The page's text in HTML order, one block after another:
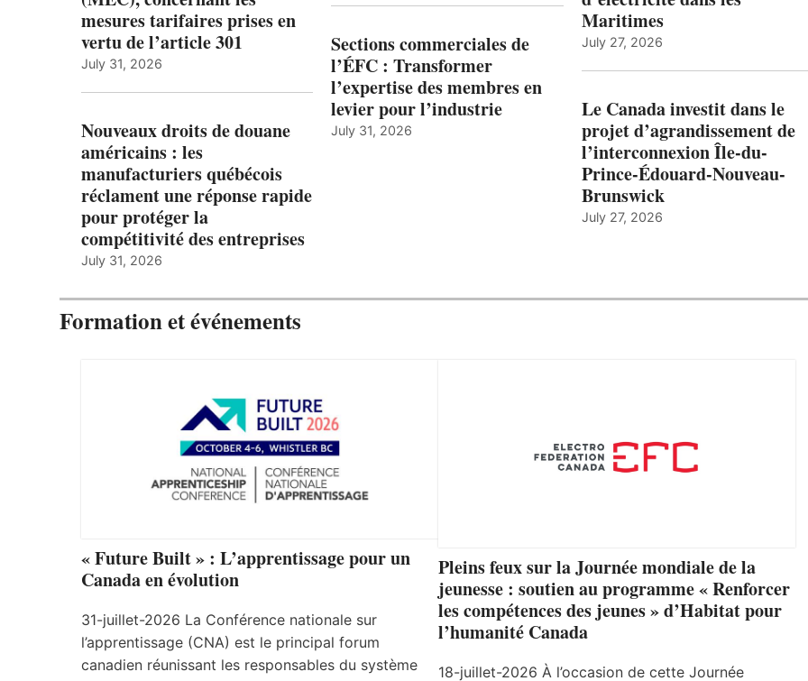
mesures tarifaires prises en
vertu de l’article 301
July 31, 2026
Nouveaux droits de douane
américains : les
manufacturiers québécois
réclament une réponse rapide
pour protéger la
compétitivité des entreprises
July 31, 2026
Sections commerciales de
l’ÉFC : Transformer
l’expertise des membres en
levier pour l’industrie
July 31, 2026
Maritimes
July 27, 2026
Le Canada investit dans le
projet d’agrandissement de
l’interconnexion Île-du-
Prince-Édouard-Nouveau-
Brunswick
July 27, 2026
Formation et événements
« Future Built » : L’apprentissage pour un
Canada en évolution
31-juillet-2026 La Conférence nationale sur
l’apprentissage (CNA) est le principal forum
canadien réunissant les responsables du système
Pleins feux sur la Journée mondiale de la
jeunesse : soutien au programme « Renforcer
les compétences des jeunes » d’Habitat pour
l’humanité Canada
18-juillet-2026 À l’occasion de cette Journée